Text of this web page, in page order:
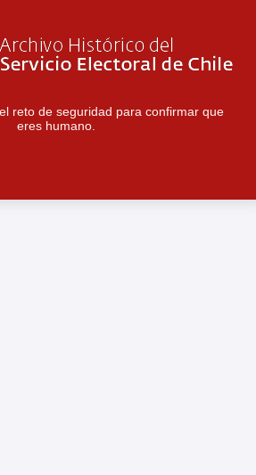
reto de seguridad para confirmar que
eres humano.